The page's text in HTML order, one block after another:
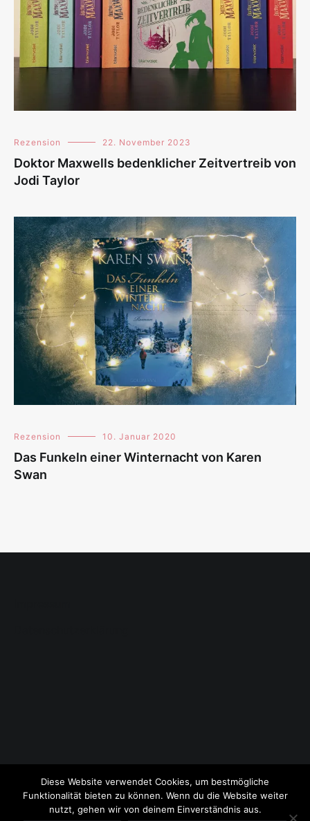
Rezension 22. November 2023
Doktor Maxwells bedenklicher Zeitvertreib von
Jodi Taylor
Rezension 10. Januar 2020
Das Funkeln einer Winternacht von Karen
Swan
Diese Website verwendet Cookies, um bestmögliche
Funktionalität bieten zu können. Wenn du die Website weiter
nutzt, gehen wir von deinem Einverständnis aus.